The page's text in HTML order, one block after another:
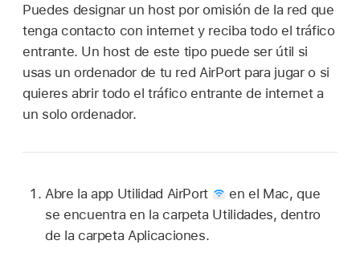
Puedes designar un host por omisión de la red que
tenga contacto con internet y reciba todo el tráfico
entrante. Un host de este tipo puede ser útil si
usas un ordenador de tu red AirPort para jugar o si
quieres abrir todo el tráfico entrante de internet a
un solo ordenador.
Abre la app Utilidad AirPort
en el Mac, que
se encuentra en la carpeta Utilidades, dentro
de la carpeta Aplicaciones.